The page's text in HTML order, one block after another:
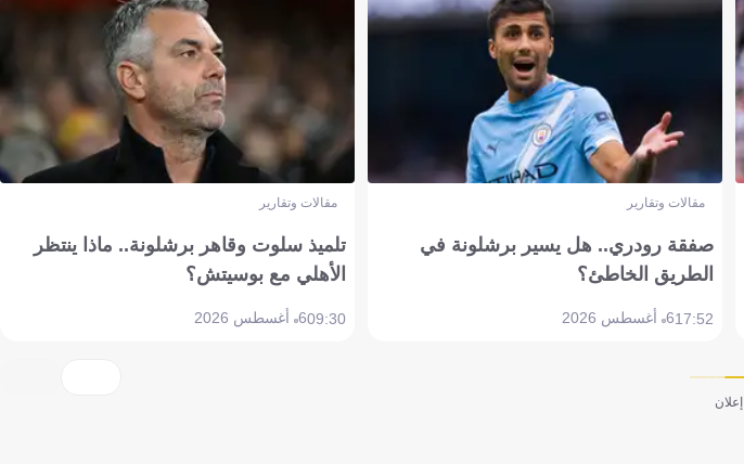
مقالات وتقارير
صفقة رودري.. هل يسير برشلونة في
الطريق الخاطئ؟
17:526 أغسطس 2026
مقالات وتقارير
تلميذ سلوت وقاهر برشلونة.. ماذا ينتظر
الأهلي مع بوسيتش؟
09:306 أغسطس 2026
إعلان